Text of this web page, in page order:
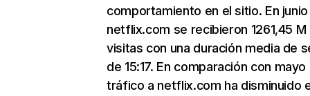
comportamiento en el sitio. En junio
netflix.com se recibieron 1261,45 M
visitas con una duración media de
de 15:17. En comparación con mayo
tráfico a netflix.com ha disminuido